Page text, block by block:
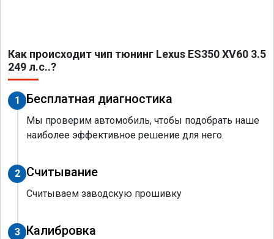
Как происходит чип тюнинг Lexus ES350 XV60 3.5
249 л.с..?
1 Бесплатная диагностика
Мы проверим автомобиль, чтобы подобрать наше
наиболее эффективное решение для него.
2 Считывание
Считываем заводскую прошивку
3 Калибровка